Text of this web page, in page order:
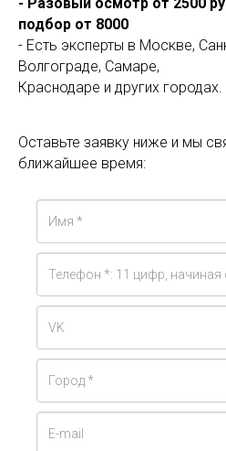
подбор от 8000
- Есть эксперты в Москве,
Волгограде, Самаре,
Краснодаре и других городах.
Оставьте заявку ниже и мы
ближайшее время: